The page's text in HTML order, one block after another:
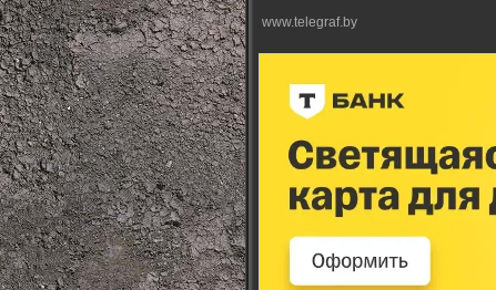
www.telegraf.by